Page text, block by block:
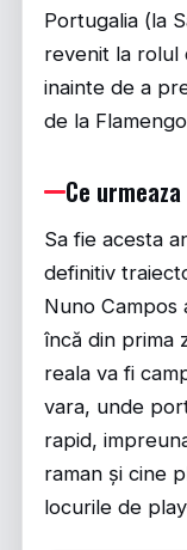
Portugalia (la
revenit la rolul
inainte de a
de la
Ce
Sa fie acesta
definitiv
Nuno Campos
încă din prima
reala va fi
vara, unde
rapid,
raman și cine
locurile de